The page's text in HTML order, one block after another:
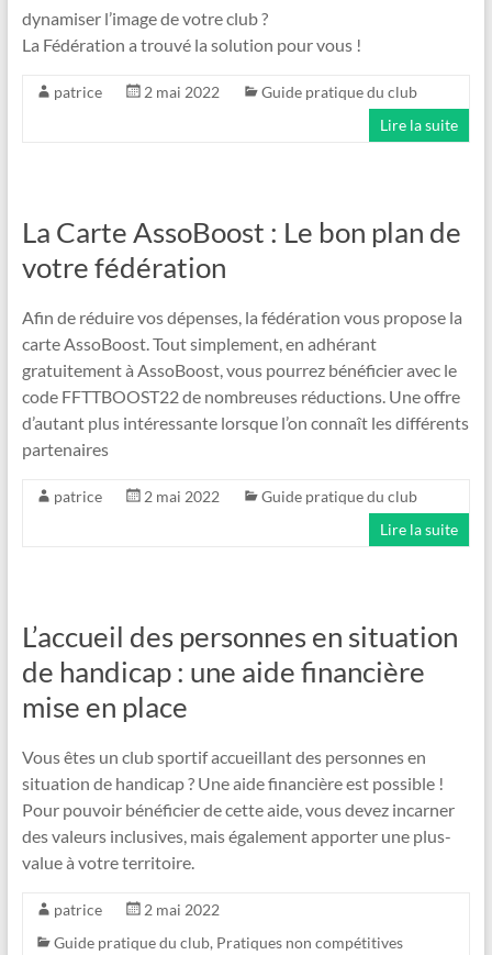
dynamiser l’image de votre club ?
La Fédération a trouvé la solution pour vous !
patrice 2 mai 2022
Guide pratique du club
Lire la suite
La Carte AssoBoost : Le bon plan de
votre fédération
Afin de réduire vos dépenses, la fédération vous propose la
carte AssoBoost. Tout simplement, en adhérant
gratuitement à AssoBoost, vous pourrez bénéficier avec le
code FFTTBOOST22 de nombreuses réductions. Une offre
d’autant plus intéressante lorsque l’on connaît les différents
partenaires
patrice 2 mai 2022
Guide pratique du club
Lire la suite
L’accueil des personnes en situation
de handicap : une aide financière
mise en place
Vous êtes un club sportif accueillant des personnes en
situation de handicap ? Une aide financière est possible !
Pour pouvoir bénéficier de cette aide, vous devez incarner
des valeurs inclusives, mais également apporter une plus-
value à votre territoire.
patrice
2 mai 2022
Guide pratique du club, Pratiques non compétitives